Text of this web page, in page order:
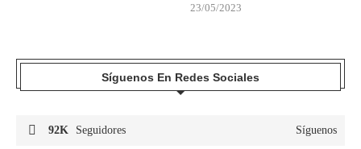
23/05/2023
Síguenos En Redes Sociales
92K Seguidores Síguenos